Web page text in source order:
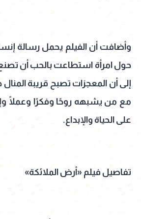
وأضافت أن الفيلم يحمل رسالة
حول امرأة استطاعت بالحب أن
إلى أن المعجزات تصبح قريبة
مع من يشبهه روحًا وفكرًا وعملًا
على الحياة والإبداع.
تفاصيل فيلم «أرض الملائكة»